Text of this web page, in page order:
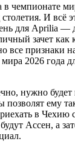
в чемпионате
И всё
для Aprilia —
зачет как
все признаки
2026 года
нужно будет
позволят ему
в Чехию
Ассен, а